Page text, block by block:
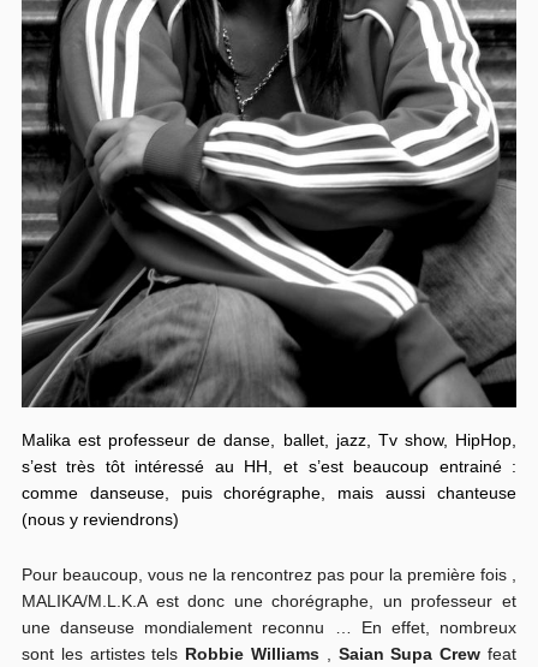
Malika est professeur de danse, ballet, jazz, Tv show, HipHop,
s’est très tôt intéressé au HH, et s’est beaucoup entrainé :
comme danseuse, puis chorégraphe, mais aussi chanteuse
(nous y reviendrons)
Pour beaucoup, vous ne la rencontrez pas pour la première fois ,
MALIKA/M.L.K.A est donc une chorégraphe, un professeur et
une danseuse mondialement reconnu … En effet, nombreux
sont les artistes tels Robbie Williams Saian Supa Crew feat